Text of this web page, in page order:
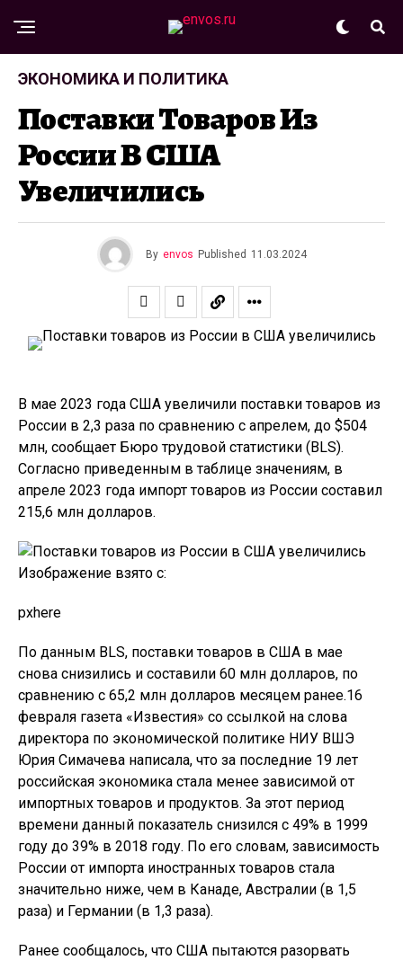
ЭКОНОМИКА И ПОЛИТИКА
Поставки Товаров Из
России В США
Увеличились
By envos Published 11.03.2024
В мае 2023 года США увеличили поставки товаров из
России в 2,3 раза по сравнению с апрелем, до $504
млн, сообщает Бюро трудовой статистики (BLS).
Согласно приведенным в таблице значениям, в
апреле 2023 года импорт товаров из России составил
215,6 млн долларов.
Изображение взято с:
pxhere
По данным BLS, поставки товаров в США в мае
снова снизились и составили 60 млн долларов, по
сравнению с 65,2 млн долларов месяцем ранее.16
февраля газета «Известия» со ссылкой на слова
директора по экономической политике НИУ ВШЭ
Юрия Симачева написала, что за последние 19 лет
российская экономика стала менее зависимой от
импортных товаров и продуктов. За этот период
времени данный показатель снизился с 49% в 1999
году до 39% в 2018 году. По его словам, зависимость
России от импорта иностранных товаров стала
значительно ниже, чем в Канаде, Австралии (в 1,5
раза) и Германии (в 1,3 раза).
Ранее сообщалось, что США пытаются разорвать